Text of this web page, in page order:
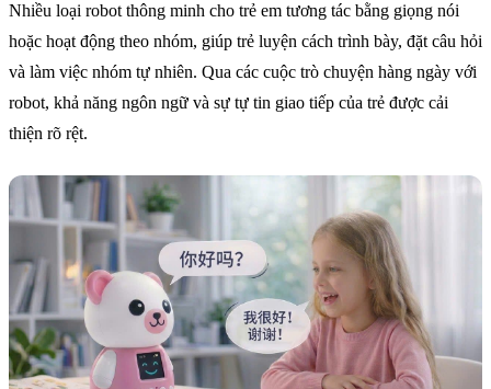
Nhiều loại robot thông minh cho trẻ em tương tác bằng giọng nói
hoặc hoạt động theo nhóm, giúp trẻ luyện cách trình bày, đặt câu hỏi
và làm việc nhóm tự nhiên. Qua các cuộc trò chuyện hàng ngày với
robot, khả năng ngôn ngữ và sự tự tin giao tiếp của trẻ được cải
thiện rõ rệt.